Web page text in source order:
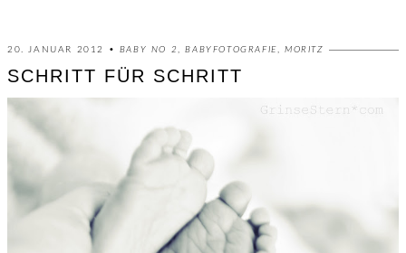
20. JANUAR 2012 • BABY NO 2,BABYFOTOGRAFIE,MORITZ
SCHRITT FÜR SCHRITT